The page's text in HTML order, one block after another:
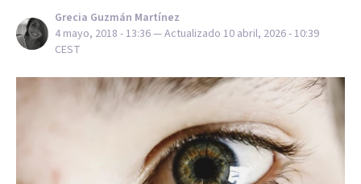
Grecia Guzmán Martínez
4 mayo, 2018 - 13:36— Actualizado 10 abril, 2026 - 10:39
CEST